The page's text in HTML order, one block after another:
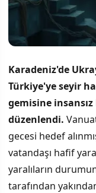
Karadeniz'de
Türkiye'ye seyir
gemisine insansız
düzenlendi.
gecesi hedef
vatandaşı hafif
yaralıların
tarafından